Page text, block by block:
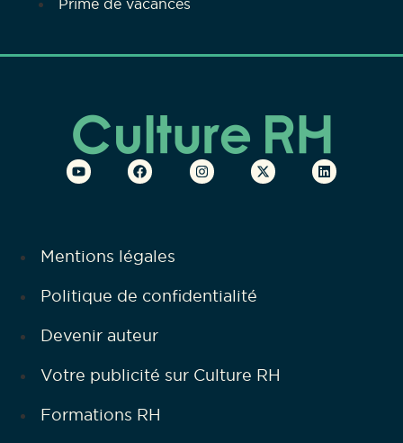
Prime de vacances
Mentions légales
Politique de confidentialité
Devenir auteur
Votre publicité sur Culture RH
Formations RH